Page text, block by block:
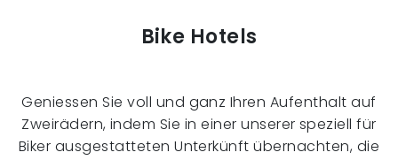
Bike Hotels
Geniessen Sie voll und ganz Ihren Aufenthalt auf
Zweirädern, indem Sie in einer unserer speziell für
Biker ausgestatteten Unterkünft übernachten, die